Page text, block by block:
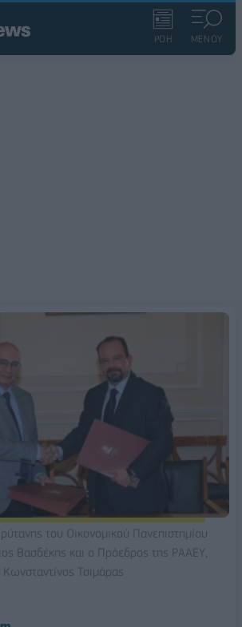
ΡΟΗ ΜΕΝΟΥ
του Οικονομικού Πανεπιστημίου
Βασδέκης και ο Πρόεδρος της ΡΑΑΕΥ,
Κωνσταντίνος Τσιμάρας